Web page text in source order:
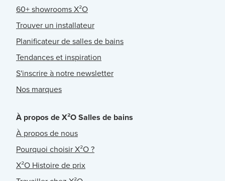
60+ showrooms X²O
Trouver un installateur
Planificateur de salles de bains
Tendances et inspiration
S'inscrire à notre newsletter
Nos marques
À propos de X²O Salles de bains
À propos de nous
Pourquoi choisir X²O ?
X²O Histoire de prix